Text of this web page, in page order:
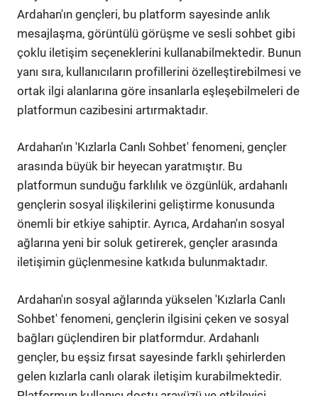
Ardahan'ın gençleri, bu platform sayesinde anlık
mesajlaşma, görüntülü görüşme ve sesli sohbet gibi
çoklu iletişim seçeneklerini kullanabilmektedir. Bunun
yanı sıra, kullanıcıların profillerini özelleştirebilmesi ve
ortak ilgi alanlarına göre insanlarla eşleşebilmeleri de
platformun cazibesini artırmaktadır.
Ardahan'ın 'Kızlarla Canlı Sohbet' fenomeni, gençler
arasında büyük bir heyecan yaratmıştır. Bu
platformun sunduğu farklılık ve özgünlük, ardahanlı
gençlerin sosyal ilişkilerini geliştirme konusunda
önemli bir etkiye sahiptir. Ayrıca, Ardahan'ın sosyal
ağlarına yeni bir soluk getirerek, gençler arasında
iletişimin güçlenmesine katkıda bulunmaktadır.
Ardahan'ın sosyal ağlarında yükselen 'Kızlarla Canlı
Sohbet' fenomeni, gençlerin ilgisini çeken ve sosyal
bağları güçlendiren bir platformdur. Ardahanlı
gençler, bu eşsiz fırsat sayesinde farklı şehirlerden
gelen kızlarla canlı olarak iletişim kurabilmektedir.